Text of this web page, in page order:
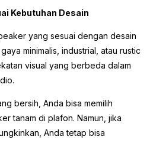
Kebutuhan Desain
yang sesuai dengan desain
minimalis, industrial, atau rustic
visual yang berbeda dalam
bersih, Anda bisa memilih
tanam di plafon. Namun, jika
Anda tetap bisa